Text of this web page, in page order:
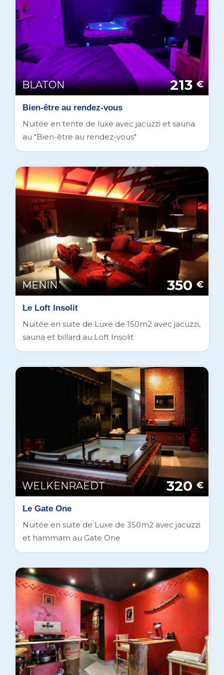
BLATON 213 €
Bien-être au rendez-vous
Nuitée en tente de luxe avec jacuzzi et sauna
au "Bien-être au rendez-vous"
MENIN 350 €
Le Loft Insolit
Nuitée en suite de Luxe de 150m2 avec jacuzzi,
sauna et billard au Loft Insolit
WELKENRAEDT 320 €
Le Gate One
Nuitée en suite de Luxe de 350m2 avec jacuzzi
et hammam au Gate One